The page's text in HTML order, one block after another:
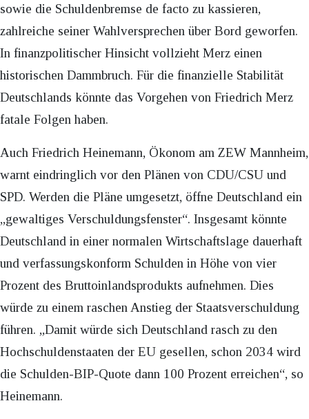
sowie die Schuldenbremse de facto zu kassieren,
zahlreiche seiner Wahlversprechen über Bord geworfen.
In finanzpolitischer Hinsicht vollzieht Merz einen
historischen Dammbruch. Für die finanzielle Stabilität
Deutschlands könnte das Vorgehen von Friedrich Merz
fatale Folgen haben.
Auch Friedrich Heinemann, Ökonom am ZEW Mannheim,
warnt eindringlich vor den Plänen von CDU/CSU und
SPD. Werden die Pläne umgesetzt, öffne Deutschland ein
„gewaltiges Verschuldungsfenster“. Insgesamt könnte
Deutschland in einer normalen Wirtschaftslage dauerhaft
und verfassungskonform Schulden in Höhe von vier
Prozent des Bruttoinlandsprodukts aufnehmen. Dies
würde zu einem raschen Anstieg der Staatsverschuldung
führen. „Damit würde sich Deutschland rasch zu den
Hochschuldenstaaten der EU gesellen, schon 2034 wird
die Schulden-BIP-Quote dann 100 Prozent erreichen“, so
Heinemann.